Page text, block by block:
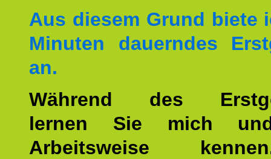
Aus diesem Grund biete
Minuten dauerndes
an.
Während des
lernen Sie mich
Arbeitsweise